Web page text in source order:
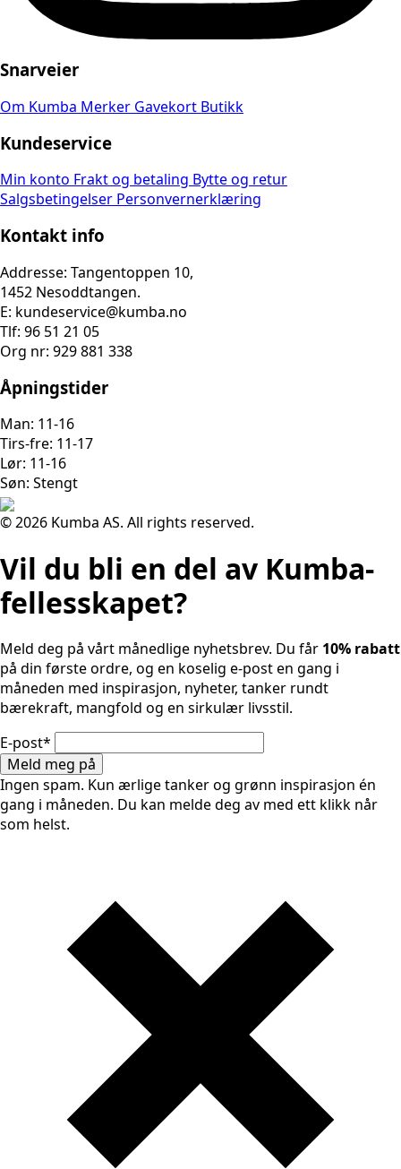
Snarveier
Om Kumba Merker Gavekort Butikk
Kundeservice
Min konto Frakt og betaling Bytte og retur
Salgsbetingelser Personvernerklæring
Kontakt info
Addresse: Tangentoppen 10,
1452 Nesoddtangen.
E: kundeservice@kumba.no
Tlf: 96 51 21 05
Org nr: 929 881 338
Åpningstider
Man: 11-16
Tirs-fre: 11-17
Lør: 11-16
Søn: Stengt
© 2026 Kumba AS. All rights reserved.
Vil du bli en del av Kumba-
fellesskapet?
Meld deg på vårt månedlige nyhetsbrev. Du får 10% rabatt
på din første ordre, og en koselig e-post en gang i
måneden med inspirasjon, nyheter, tanker rundt
bærekraft, mangfold og en sirkulær livsstil.
E-post*
Meld meg på
Ingen spam. Kun ærlige tanker og grønn inspirasjon én
gang i måneden. Du kan melde deg av med ett klikk når
som helst.